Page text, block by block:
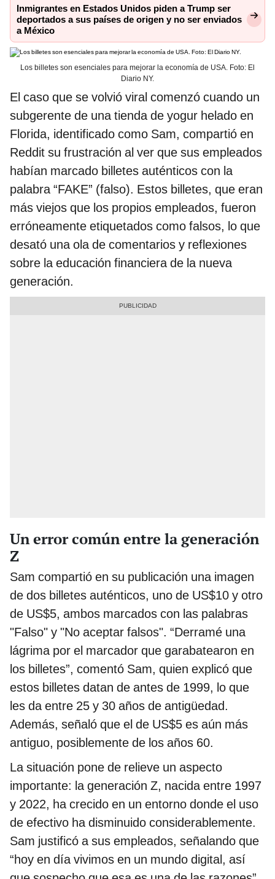
Inmigrantes en Estados Unidos piden a Trump ser
deportados a sus países de origen y no ser enviados
a México
Los billetes son esenciales para mejorar la economía de USA. Foto: El
Diario NY.
El caso que se volvió viral comenzó cuando un
subgerente de una tienda de yogur helado en
Florida, identificado como Sam, compartió en
Reddit su frustración al ver que sus empleados
habían marcado billetes auténticos con la
palabra “FAKE” (falso). Estos billetes, que eran
más viejos que los propios empleados, fueron
erróneamente etiquetados como falsos, lo que
desató una ola de comentarios y reflexiones
sobre la educación financiera de la nueva
generación.
Un error común entre la generación
Z
Sam compartió en su publicación una imagen
de dos billetes auténticos, uno de US$10 y otro
de US$5, ambos marcados con las palabras
"Falso" y "No aceptar falsos". “Derramé una
lágrima por el marcador que garabatearon en
los billetes”, comentó Sam, quien explicó que
estos billetes datan de antes de 1999, lo que
les da entre 25 y 30 años de antigüedad.
Además, señaló que el de US$5 es aún más
antiguo, posiblemente de los años 60.
La situación pone de relieve un aspecto
importante: la generación Z, nacida entre 1997
y 2022, ha crecido en un entorno donde el uso
de efectivo ha disminuido considerablemente.
Sam justificó a sus empleados, señalando que
“hoy en día vivimos en un mundo digital, así